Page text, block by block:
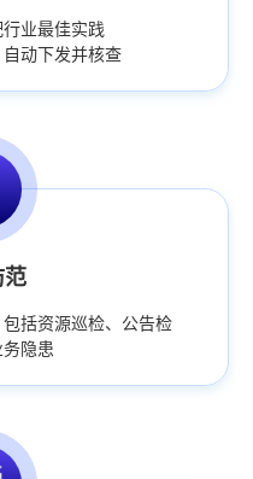
业最佳实践
动下发并核查
括资源巡检、公告检
隐患